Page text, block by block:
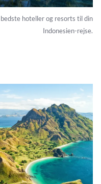
hoteller og resorts til din
Indonesien-rejse.